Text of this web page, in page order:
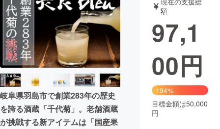
テクノロジー・ガジェット
映像・映画 書籍・雑誌
ビジネス・起業 チャレンジ
まちづくり・地域活性化
CAMPFIRE for Social Good
CAMPFIRE Creation
岐阜県羽島市で創業283年の歴史
を誇る酒蔵「千代菊」。老舗酒蔵
が挑戦する新アイテムは「国産果
額
97,1
00円
194%
目標金額は50,000
円